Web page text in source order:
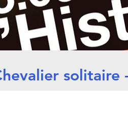
solitaire